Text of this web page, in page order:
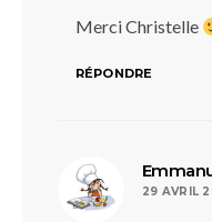
Merci Christelle
RÉPONDRE
29 AVRIL